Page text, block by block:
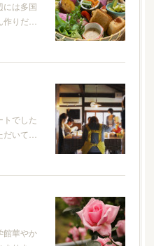
には多国
りだ…
トでした
いて…
館華やか